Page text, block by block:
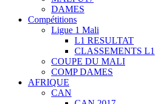
DAMES
Compétitions
Ligue 1 Mali
L1 RESULTAT
CLASSEMENTS L1
COUPE DU MALI
COMP DAMES
AFRIQUE
CAN